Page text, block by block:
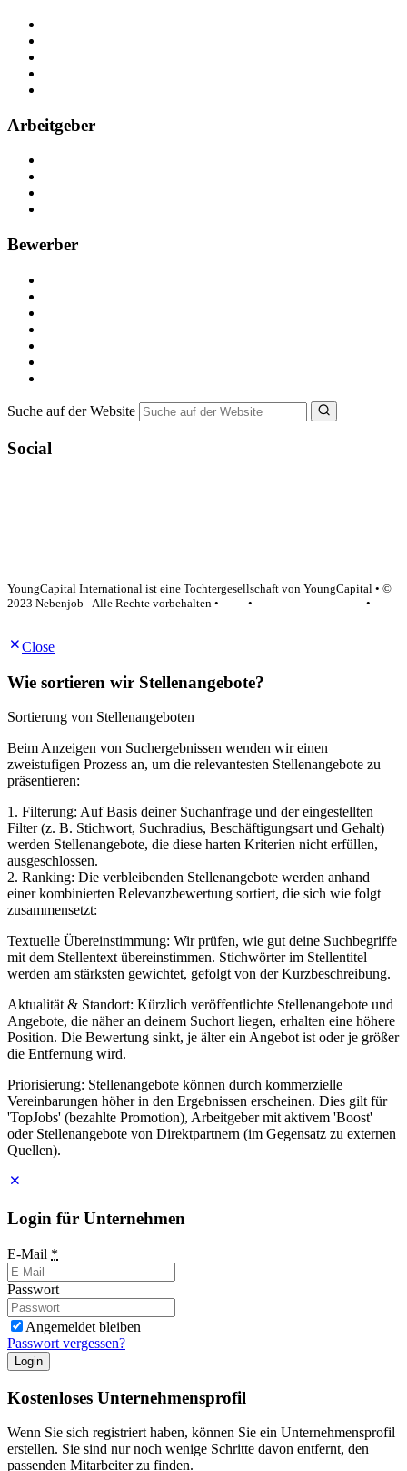
Arbeitgeber
Bewerber
Suche auf der Website
Social
YoungCapital International ist eine Tochtergesellschaft von YoungCapital • ©
2023 Nebenjob - Alle Rechte vorbehalten •
•
•
Close
Wie sortieren wir Stellenangebote?
Sortierung von Stellenangeboten
Beim Anzeigen von Suchergebnissen wenden wir einen
zweistufigen Prozess an, um die relevantesten Stellenangebote zu
präsentieren:
1. Filterung: Auf Basis deiner Suchanfrage und der eingestellten
Filter (z. B. Stichwort, Suchradius, Beschäftigungsart und Gehalt)
werden Stellenangebote, die diese harten Kriterien nicht erfüllen,
ausgeschlossen.
2. Ranking: Die verbleibenden Stellenangebote werden anhand
einer kombinierten Relevanzbewertung sortiert, die sich wie folgt
zusammensetzt:
Textuelle Übereinstimmung: Wir prüfen, wie gut deine Suchbegriffe
mit dem Stellentext übereinstimmen. Stichwörter im Stellentitel
werden am stärksten gewichtet, gefolgt von der Kurzbeschreibung.
Aktualität & Standort: Kürzlich veröffentlichte Stellenangebote und
Angebote, die näher an deinem Suchort liegen, erhalten eine höhere
Position. Die Bewertung sinkt, je älter ein Angebot ist oder je größer
die Entfernung wird.
Priorisierung: Stellenangebote können durch kommerzielle
Vereinbarungen höher in den Ergebnissen erscheinen. Dies gilt für
'TopJobs' (bezahlte Promotion), Arbeitgeber mit aktivem 'Boost'
oder Stellenangebote von Direktpartnern (im Gegensatz zu externen
Quellen).
Login für Unternehmen
E-Mail *
Passwort
Angemeldet bleiben
Passwort vergessen?
Login
Kostenloses Unternehmensprofil
Wenn Sie sich registriert haben, können Sie ein Unternehmensprofil
erstellen. Sie sind nur noch wenige Schritte davon entfernt, den
passenden Mitarbeiter zu finden.